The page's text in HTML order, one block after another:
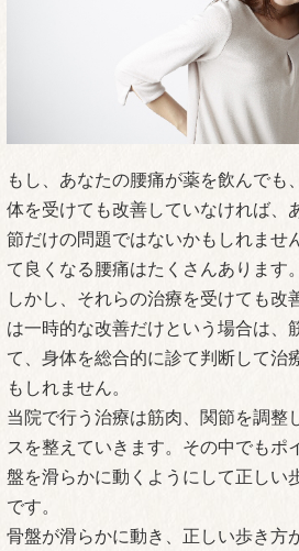
もし、あなたの腰痛が薬を飲んでも
体を受けても改善していなければ、
節だけの問題ではないかもしれませ
て良くなる腰痛はたくさんあります。
しかし、それらの治療を受けても改
は一時的な改善だけという場合は、
て、身体を総合的に診て判断して治
もしれません。
当院で行う治療は筋肉、関節を調整
スを整えていきます。その中でもポ
盤を滑らかに動くようにして正しい
です。
骨盤が滑らかに動き、正しい歩き方